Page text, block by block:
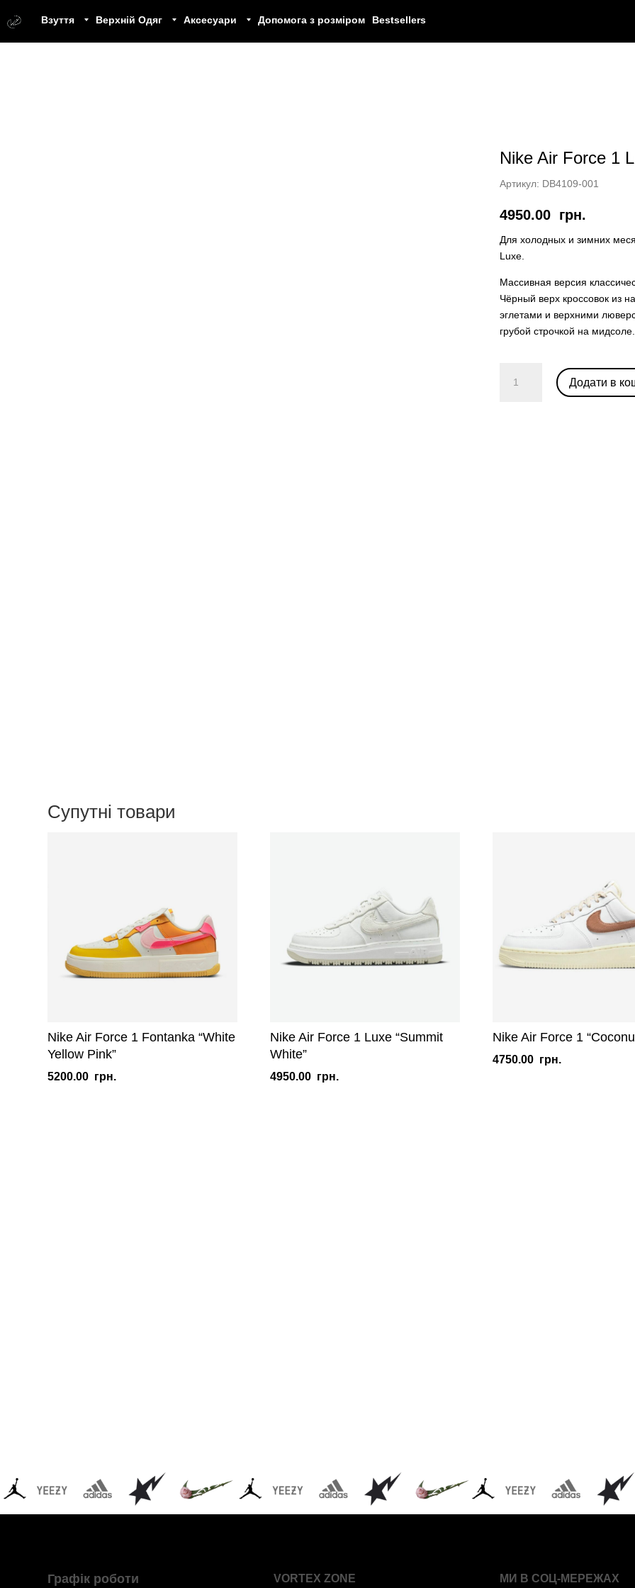
Взуття Верхній Одяг Аксесуари Допомога з розміром Bestsellers
Nike Air Force 1
Артикул: DB4109-001
4950.00 грн.
Для холодных и зимних
Luxe.
Массивная версия
Чёрный верх кроссовок из
эглетами и верхними
грубой строчкой на мидсоле.
Додати в
Супутні товари
Nike Air Force 1 Fontanka “White
Yellow Pink”
5200.00 грн.
Nike Air Force 1 Luxe “Summit
White”
4950.00 грн.
Nike Air Force 1
4750.00 грн.
Графік роботи VORTEX ZONE МИ В СОЦ-МЕРЕЖАХ